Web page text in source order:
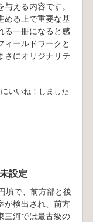
える内容です。
める上で重要な基
る一冊になると感
ィールドワークと
さにオリジナリテ
いいね！しました
設定
墳で、前方部と後
が検出され、前方
三河では最古級の